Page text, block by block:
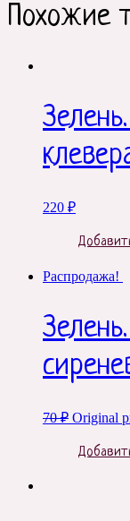
Похожие
220 ₽
Распродажа!
70₽ Original